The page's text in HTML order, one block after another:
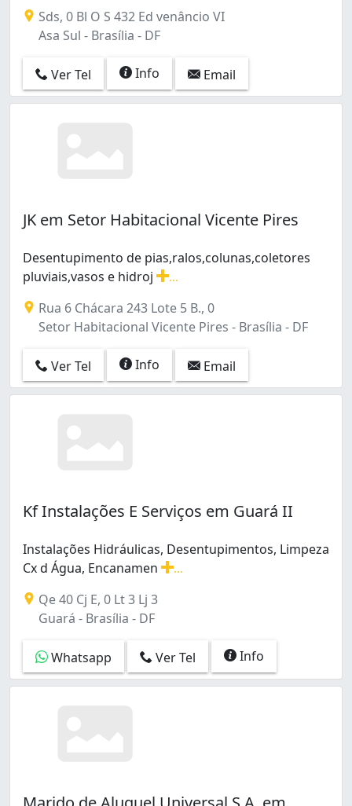
Sds, 0 Bl O S 432 Ed venâncio VI
Asa Sul - Brasília - DF
Ver Tel Info Email
JK em Setor Habitacional Vicente Pires
Desentupimento de pias,ralos,colunas,coletores
pluviais,vasos e hidroj
Rua 6 Chácara 243 Lote 5 B., 0
Setor Habitacional Vicente Pires - Brasília - DF
Ver Tel Info Email
Kf Instalações E Serviços em Guará II
Instalações Hidráulicas, Desentupimentos, Limpeza
Cx d Água, Encanamen
Qe 40 Cj E, 0 Lt 3 Lj 3
Guará - Brasília - DF
Whatsapp Ver Tel Info